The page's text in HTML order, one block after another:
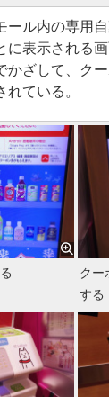
ル内の専用
に表示される
かざして、ク
ている。
クー
する